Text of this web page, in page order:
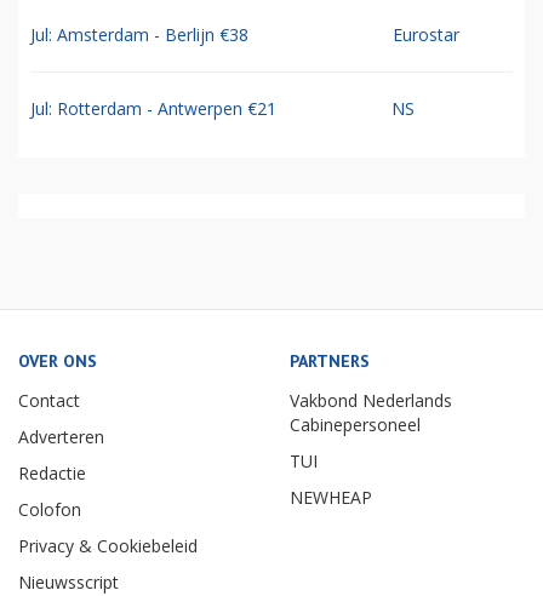
Jul: Amsterdam - Berlijn €38 Eurostar
Jul: Rotterdam - Antwerpen €21 NS
OVER ONS
Contact
Adverteren
Redactie
Colofon
Privacy & Cookiebeleid
Nieuwsscript
PARTNERS
Vakbond Nederlands
Cabinepersoneel
TUI
NEWHEAP